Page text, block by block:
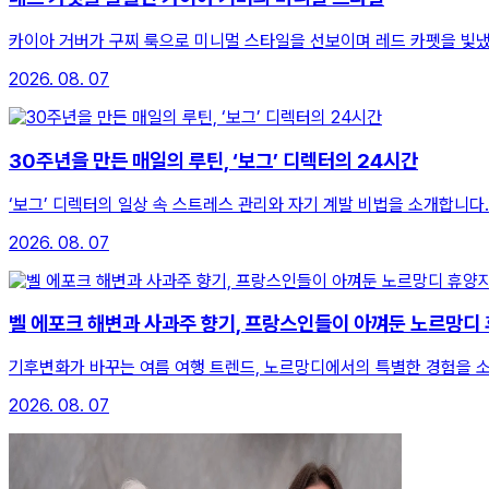
카이아 거버가 구찌 룩으로 미니멀 스타일을 선보이며 레드 카펫을 빛
2026. 08. 07
30주년을 만든 매일의 루틴, ‘보그’ 디렉터의 24시간
‘보그’ 디렉터의 일상 속 스트레스 관리와 자기 계발 비법을 소개합니다.
2026. 08. 07
벨 에포크 해변과 사과주 향기, 프랑스인들이 아껴둔 노르망디
기후변화가 바꾸는 여름 여행 트렌드, 노르망디에서의 특별한 경험을
2026. 08. 07